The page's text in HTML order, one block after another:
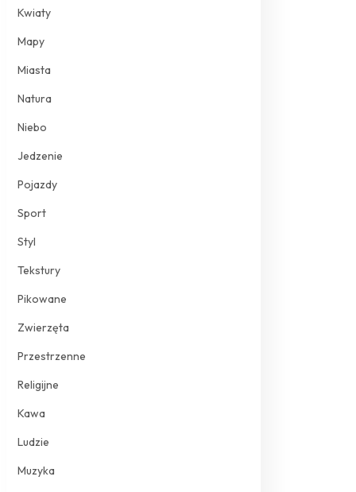
Kwiaty
Mapy
Miasta
Natura
Niebo
Jedzenie
Pojazdy
Sport
Styl
Tekstury
Pikowane
Zwierzęta
Przestrzenne
Religijne
Kawa
Ludzie
Muzyka